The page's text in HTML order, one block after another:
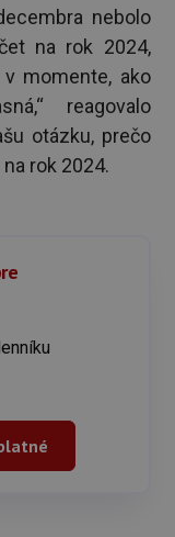
nebolo
na rok 2024,
momente, ako
reagovalo
otázku, prečo
rok 2024.